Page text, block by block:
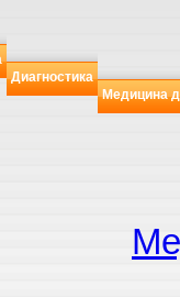
Диагностика
Медицина